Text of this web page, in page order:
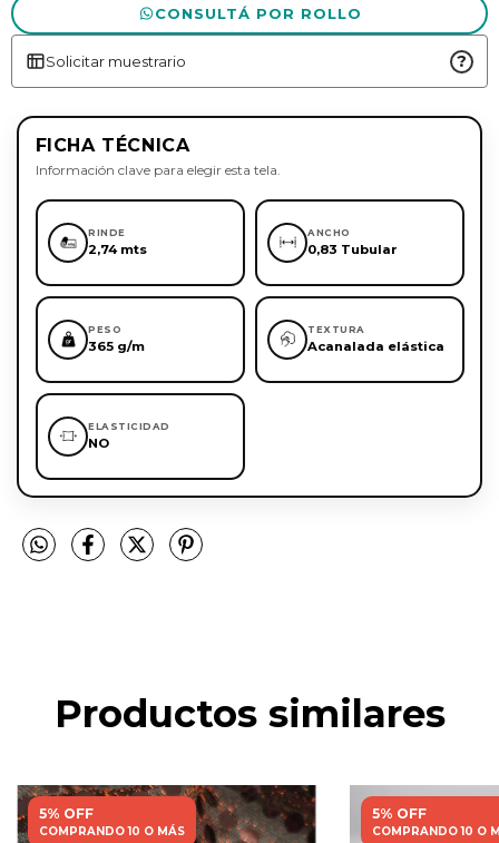
CONSULTÁ POR ROLLO
Solicitar muestrario ?
FICHA TÉCNICA
Información clave para elegir esta tela.
RINDE
2,74 mts
ANCHO
0,83 Tubular
PESO
365 g/m
TEXTURA
Acanalada elástica
ELASTICIDAD
NO
Productos similares
5% OFF
COMPRANDO 10 O MÁS
5% OFF
COMPRANDO 10 O